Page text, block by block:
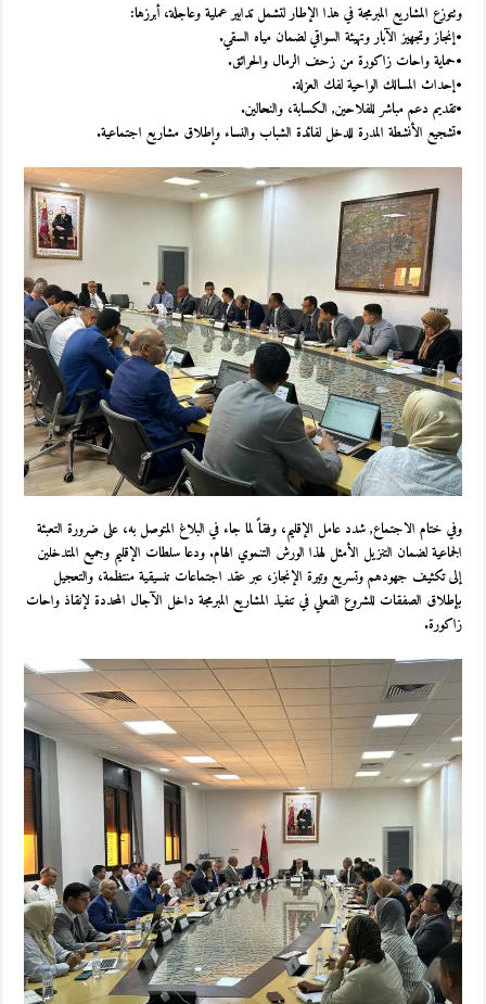
وتتوزع المشاريع المبرمجة في هذا الإطار لتشمل تدابير عملية وعاجلة، أبرزها:
•إنجاز وتجهيز الآبار وتهيئة السواقي لضمان مياه السقي.
•حماية واحات زاكورة من زحف الرمال والحرائق.
•إحداث المسالك الواحية لفك العزلة.
•تقديم دعم مباشر للفلاحين, الكسابة، والنحالين.
•تشجيع الأنشطة المدرة للدخل لفائدة الشباب والنساء وإطلاق مشاريع اجتماعية.
وفي ختام الاجتماع, شدد عامل الإقليم، وفقاً لما جاء في البلاغ المتوصل به، على ضرورة التعبئة
الجماعية لضمان التنزيل الأمثل لهذا الورش التنموي الهام. ودعا سلطات الإقليم وجميع المتدخلين
إلى تكثيف جهودهم وتسريع وتيرة الإنجاز، عبر عقد اجتماعات تنسيقية منتظمة، والتعجيل
بإطلاق الصفقات للشروع الفعلي في تنفيذ المشاريع المبرمجة داخل الآجال المحددة لإنقاذ واحات
زاكورة.